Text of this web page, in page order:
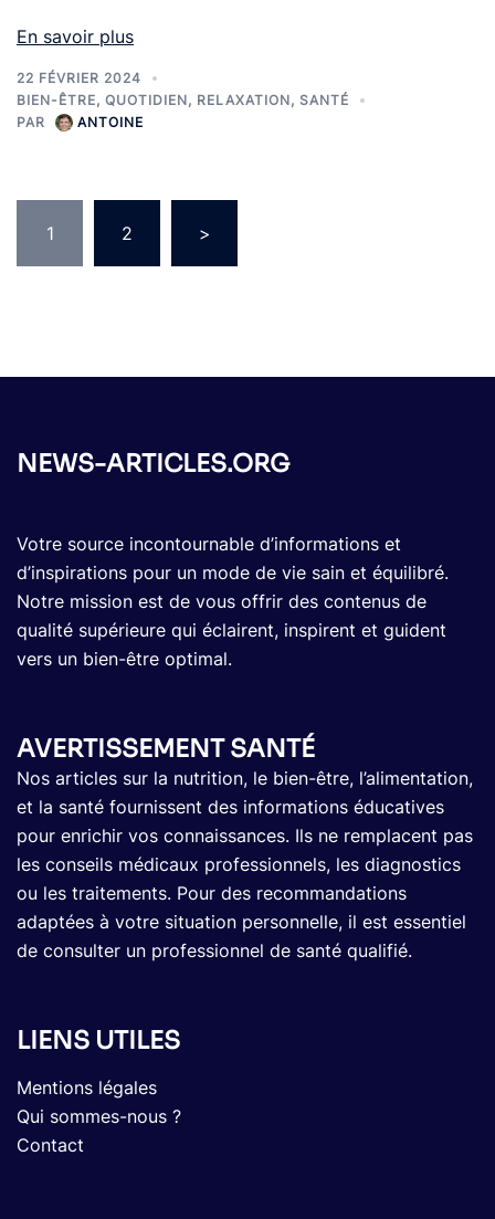
En savoir plus
22 FÉVRIER 2024
BIEN-ÊTRE, QUOTIDIEN, RELAXATION, SANTÉ
PAR
ANTOINE
1 2 >
NEWS-ARTICLES.ORG
Votre source incontournable d’informations et
d’inspirations pour un mode de vie sain et équilibré.
Notre mission est de vous offrir des contenus de
qualité supérieure qui éclairent, inspirent et guident
vers un bien-être optimal.
AVERTISSEMENT SANTÉ
Nos articles sur la nutrition, le bien-être, l’alimentation,
et la santé fournissent des informations éducatives
pour enrichir vos connaissances. Ils ne remplacent pas
les conseils médicaux professionnels, les diagnostics
ou les traitements. Pour des recommandations
adaptées à votre situation personnelle, il est essentiel
de consulter un professionnel de santé qualifié.
LIENS UTILES
Mentions légales
Qui sommes-nous ?
Contact